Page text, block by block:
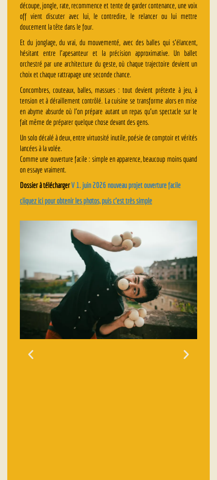
découpe, jongle, rate, recommence et tente de garder contenance, une voix
off vient discuter avec lui, le contredire, le relancer ou lui mettre
doucement la tête dans le four.
Et du jonglage, du vrai, du mouvementé, avec des balles qui s’élancent,
hésitant entre l’apesanteur et la précision approximative. Un ballet
orchestré par une architecture du geste, où chaque trajectoire devient un
choix et chaque rattrapage une seconde chance.
Concombres, couteaux, balles, massues : tout devient prétexte à jeu, à
tension et à déraillement contrôlé. La cuisine se transforme alors en mise
en abyme absurde où l’on prépare autant un repas qu’un spectacle sur le
fait même de préparer quelque chose devant des gens.
Un solo décalé à deux, entre virtuosité inutile, poésie de comptoir et vérités
lancées à la volée.
Comme une ouverture facile : simple en apparence, beaucoup moins quand
on essaye vraiment.
Dossier à téléchargerV 1. juin 2026 nouveau projet ouverture facile
cliquez ici pour obtenir les photos, puis c’est très simple